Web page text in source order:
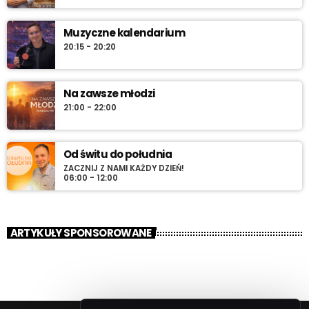
Muzyczne kalendarium
20:15 - 20:20
Na zawsze młodzi
21:00 - 22:00
Od świtu do południa
ZACZNIJ Z NAMI KAŻDY DZIEŃ!
06:00 - 12:00
ARTYKUŁY SPONSOROWANE